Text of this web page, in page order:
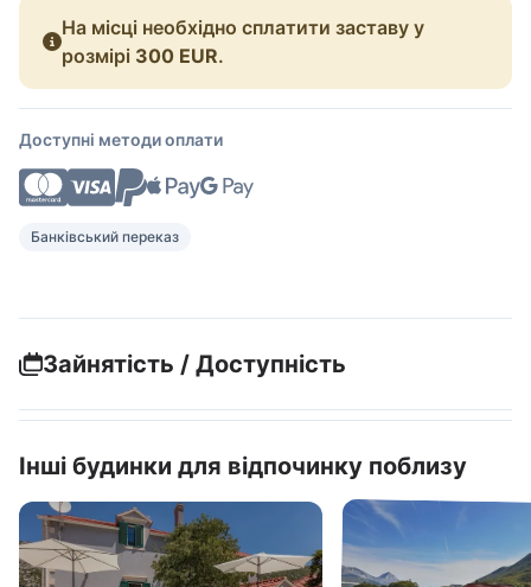
На місці необхідно сплатити заставу у
розмірі 300 EUR.
Доступні методи оплати
Банківський переказ
Зайнятість / Доступність
Інші будинки для відпочинку поблизу